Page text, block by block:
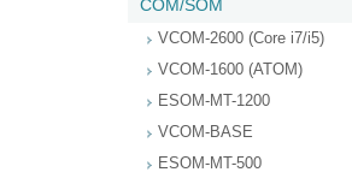
COM/SOM
VCOM-2600 (Core i7/i5)
VCOM-1600 (ATOM)
ESOM-MT-1200
VCOM-BASE
ESOM-MT-500